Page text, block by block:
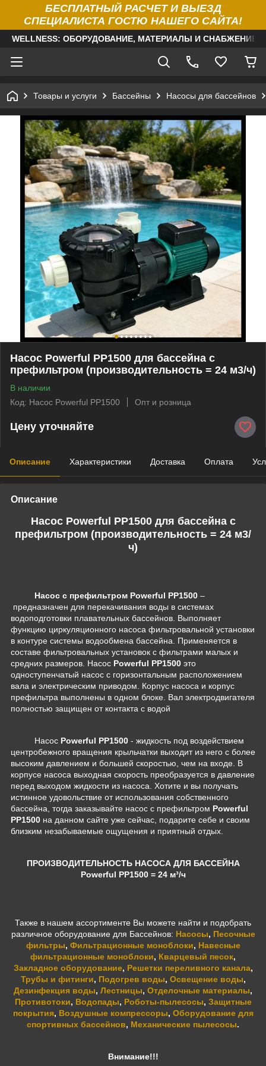
БЕСПЛАТНЫЙ РАСЧЕТ И ВЫЕЗД
СПЕЦИАЛИСТА ГОСТЮ НАШЕГО САЙТА!
WELLNESS: ОБОРУДОВАНИЕ, МАТЕРИАЛЫ И
Товары и услуги Бассейны Насосы для бассейнов
Насос Powerful PP1500 для бассейна c
префильтром (производительность = 24 м3/ч)
В наличии
Код: Насос Powerful PP1500
Опт и розница
Цену уточняйте
Описание Характеристики Доставка Оплата
Описание
Насос Powerful PP1500 для бассейна c
префильтром (производительность = 24 м3/
ч)
Насос с префильтром Powerful PP1500 –
предназначен для перекачивания воды в системах
водоподготовки плавательных бассейнов. Выполняет
функцию циркуляционного насоса фильтровальной установки
в контуре системы водообмена бассейна. Применяется в
составе фильтровальных установок с фильтрами малых и
средних размеров. Насос Powerful PP1500 это
одноступенчатый насос с горизонтальным расположением
вала и электрическим приводом. Корпус насоса и корпус
префильтра выполнены в одном блоке. Вал электродвигателя
полностью защищен от контакта с водой
Насос Powerful PP1500 - жидкость под воздействием
центробежного вращения крыльчатки выходит из него с более
высоким давлением и большей скоростью, чем на входе. В
корпусе насоса выходная скорость преобразуется в давление
перед выходом жидкости из насоса. Хотите и вы получать
истинное удовольствие от использования собственного
бассейна, тогда заказывайте насос с префильтром Powerful
PP1500 на данном сайте уже сейчас, подарите себе и своим
близким незабываемые ощущения и приятный отдых.
ПРОИЗВОДИТЕЛЬНОСТЬ НАСОСА ДЛЯ БАССЕЙНА
Powerful PP1500 = 24 м³/ч
Также в нашем ассортименте Вы можете найти и подобрать
различное оборудование для Бассейнов: Насосы, Песочные
фильтры, Фильтрационные моноблоки, Навесные
фильтрационные моноблоки, Кварцевый песок,
Закладное оборудование, Решетки переливного канала,
Трубы и фитинги, Подогрев воды, Освещение воды,
Дезинфекция воды, Лестницы, Отделочные материалы,
Противотоки, Водопады, Роботы-пылесосы, Защитные
покрытия, Воздушные компрессоры, Оборудование для
спортивных бассейнов, Механические пылесосы.
Внимание!!!